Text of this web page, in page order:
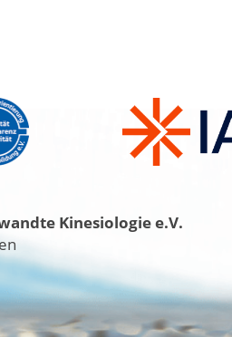
Kinesiologie e.V.